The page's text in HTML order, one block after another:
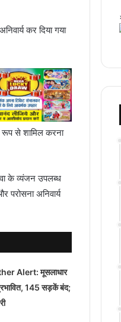
कर दिया गया
रूप से शामिल करना
के व्यंजन उपलब्ध
परोसना अनिवार्य
Alert: मूसलाधार
145 सड़कें बंद;